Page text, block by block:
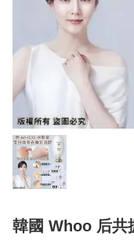
韓國 Whoo 后共